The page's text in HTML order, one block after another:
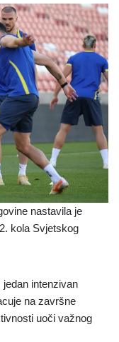
nastavila je
kola Svjetskog
intenzivan
na završne
uoči važnog